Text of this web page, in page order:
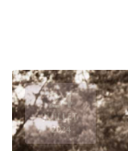
24
JUILLET
2024